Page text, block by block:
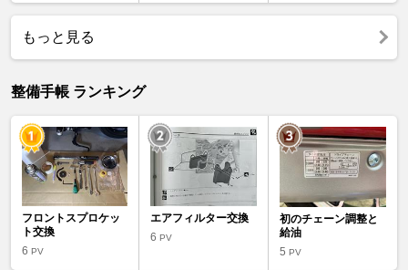
もっと見る
整備手帳 ランキング
フロントスプロケッ
ト交換
6 PV
エアフィルター交換
6PV
初のチェーン調整と
給油
5 PV